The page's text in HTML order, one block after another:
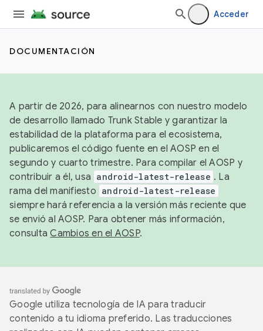
Acceder
DOCUMENTACIÓN
A partir de 2026, para alinearnos con nuestro modelo
de desarrollo llamado Trunk Stable y garantizar la
estabilidad de la plataforma para el ecosistema,
publicaremos el código fuente en el AOSP en el
segundo y cuarto trimestre. Para compilar el AOSP y
contribuir a él, usa android-latest-release . La
rama del manifiesto android-latest-release
siempre hará referencia a la versión más reciente que
se envió al AOSP. Para obtener más información,
consultaCambios en el AOSP.
Google utiliza tecnología de IA para traducir
contenido a tu idioma preferido. Las traducciones